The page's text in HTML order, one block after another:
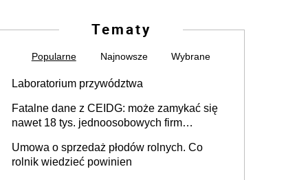
Tematy
Popularne Najnowsze Wybrane
Laboratorium przywództwa
Fatalne dane z CEIDG: może zamykać się
nawet 18 tys. jednoosobowych firm
Umowa o sprzedaż płodów rolnych. Co
rolnik wiedzieć powinien